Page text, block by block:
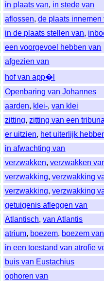
in plaats van, in stede van
aflossen,de plaats innemen
in de plaats stellen van,
een voorgevoel hebben van
afgezien van
hof van app�l
Openbaring van Johannes
aarden, klei-,van klei
zitting,zitting van een
er uitzien, het uiterlijk
in afwachting van
verzwakken,verzwakken
verzwakking,verzwakking
verzwakking,verzwakking
getuigenis afleggen van
Atlantisch,van Atlantis
atrium, boezem, boezem
in een toestand van atrofie
buis van Eustachius
ophoren van